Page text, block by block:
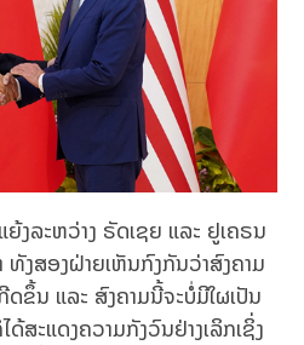
ງລະຫວ່າງ ຣັດເຊຍ ແລະ ຢູເຄຣນ
ທັງສອງຝ່າຍເຫັນກົງກັນວ່າສົງຄາມ
ຂຶ້ນ ແລະ ສົງຄາມນີ້ຈະບໍ່ມີໃຜເປັນ
ສະແດງຄວາມກັງວົນຢ່າງເລິກເຊິ່ງ